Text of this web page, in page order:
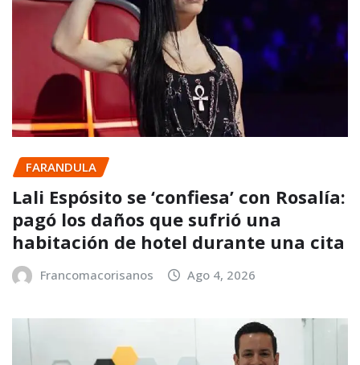
FARANDULA
Lali Espósito se ‘confiesa’ con Rosalía:
pagó los daños que sufrió una
habitación de hotel durante una cita
Francomacorisanos Ago 4, 2026